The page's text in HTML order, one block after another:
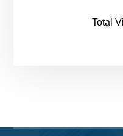
Total